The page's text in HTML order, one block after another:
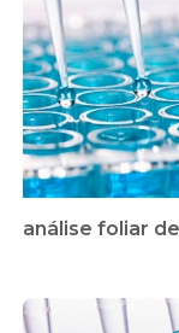
análise foliar